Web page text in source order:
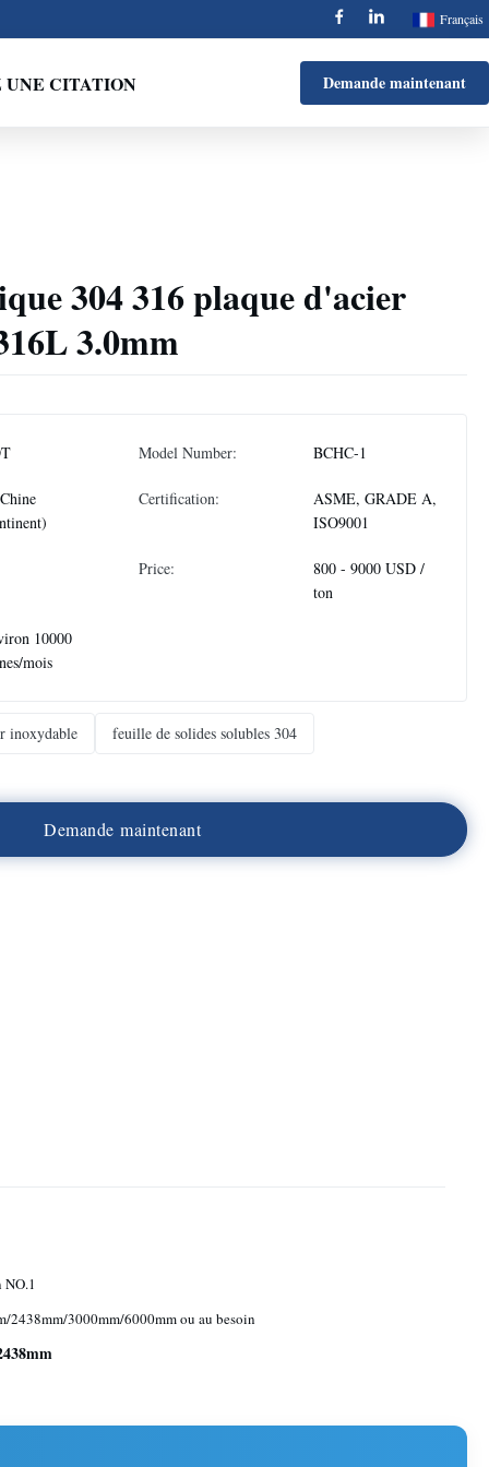
Français
CITATION Demande maintenant
304 316 plaque d'acier
3.0mm
Model Number: BCHC-1
Certification:
ASME, GRADE A,
ISO9001
Price:
800 - 9000 USD /
ton
10000
mois
inoxydable
feuille de solides solubles 304
Demande maintenant
2438mm/3000mm/6000mm ou au besoin